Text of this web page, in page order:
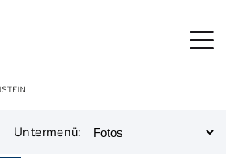
Untermenü: